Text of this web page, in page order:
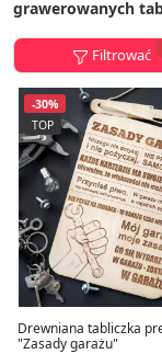
grawerowanych
Filtrować
-30%
TOP
Drewniana tabliczka
"Zasady garażu"